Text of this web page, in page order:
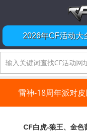
2026年CF活动大
雷神-18周年派对
CF白虎-狼王、金色